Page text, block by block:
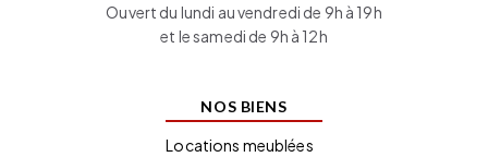
Ouvert du lundi au vendredi de 9h à 19h
et le samedi de 9h à 12h
NOS BIENS
Locations meublées